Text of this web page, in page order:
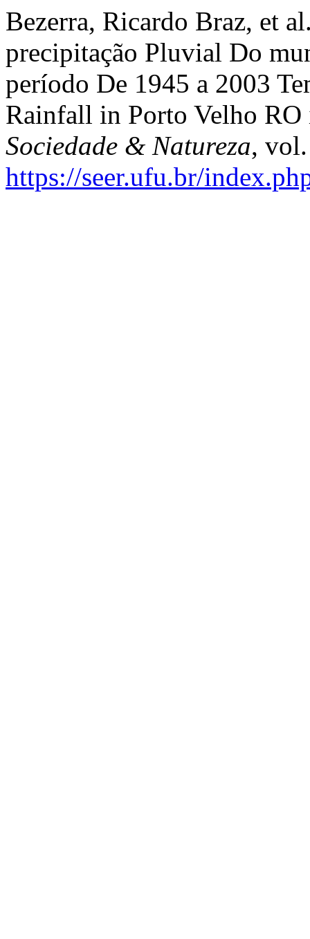
Bezerra, Ricardo Braz, et
precipitação Pluvial Do
período De 1945 a 2003
Rainfall in Porto Velho
Sociedade & Natureza,
https://seer.ufu.br/